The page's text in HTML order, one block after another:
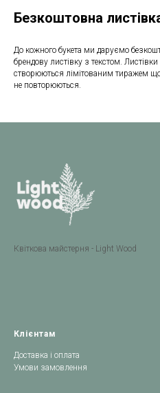
Безкоштовна
До кожного букета ми даруємо
брендову листівку з текстом. Листівки
створюються лімітованим тиражем
не повторюються.
Квіткова майстерня - Light Wood
Клієнтам
Доставка і оплата
Умови замовлення